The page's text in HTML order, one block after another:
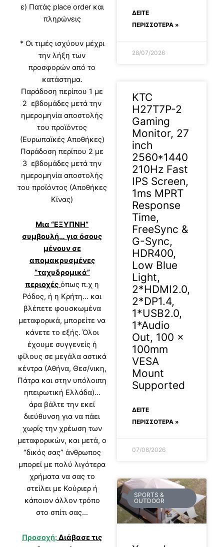
ε) Πατάς place order και
πληρώνεις
* Οι τιμές ισχύουν μέχρι
την λήξη των
προσφορών από το
κατάστημα.
Παράδοση περίπου 1 με
2 εβδομάδες μετά την
ημερομηνία αποστολής
του προϊόντος
(Ευρωπαϊκές Αποθήκες)
Παράδοση περίπου 2 με
3 εβδομάδες μετά την
ημερομηνία αποστολής
του προϊόντος (Αποθήκες
Κίνας)
Μια “ΕΞΥΠΝΗ”
συμβουλή… για όσους
μένουν σε
απομακρυσμένες
“ταχυδρομικά”
περιοχές όπως π.χ η
Ρόδος, ή η Κρήτη… και
βλέπετε φουσκωμένα
μεταφορικά, μπορείτε να
κάνετε το εξής. Όλοι
έχουμε συγγενείς ή
φίλους σε μεγάλα αστικά
κέντρα (Αθήνα, Θεσ/νικη,
Πάτρα και στην υπόλοιπη
ηπειρωτική Ελλάδα)…
άρα βάλτε την εκεί
διεύθυνση για να πάει
χωρίς την χρέωση των
μεταφορικών, και μετά, ο
“δικός σας” άνθρωπος
μπορεί με πολύ λιγότερα
χρήματα να σας το
στείλει με Κούριερ ή
κάποιον άλλον τρόπο
στο σπίτι σας…
Προσοχή:Διάβασε τις
ΔΕΊΤΕ
ΠΕΡΙΣΣΟΤΕΡΑ »
28/07/2026
KTC
H27T7P-2
Gaming
Monitor, 27
inch
2560*1440
210Hz Fast
IPS Screen,
1ms MPRT
Response
Time,
FreeSync &
G-Sync,
HDR400,
Low Blue
Light,
2*HDMI2.0,
2*DP1.4,
1*USB2.0,
1*Audio
Out, 100 x
100mm
VESA
Mount
Supported
ΔΕΊΤΕ
ΠΕΡΙΣΣΟΤΕΡΑ »
07/08/2026
SPORTS &
OUTDOOR